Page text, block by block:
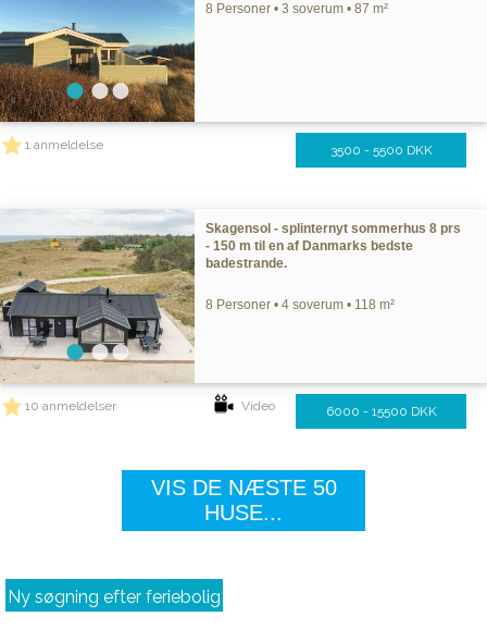
8 Personer • 3 soverum • 87 m²
1 anmeldelse 3500 - 5500 DKK
Skagensol - splinternyt sommerhus 8 prs
- 150 m til en af Danmarks bedste
badestrande.
8 Personer • 4 soverum • 118 m²
10 anmeldelser Video 6000 - 15500 DKK
VIS DE NÆSTE 50
HUSE...
Ny søgning efter feriebolig